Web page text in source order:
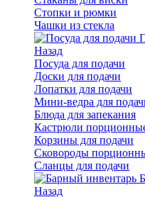
Стопки и рюмки
Чашки из стекла
Назад
Посуда для подачи
Доски для подачи
Лопатки для подачи
Мини-ведра для
Блюда для запекания
Кастрюли
Корзины для подачи
Сковороды
Сланцы для подачи
Назад